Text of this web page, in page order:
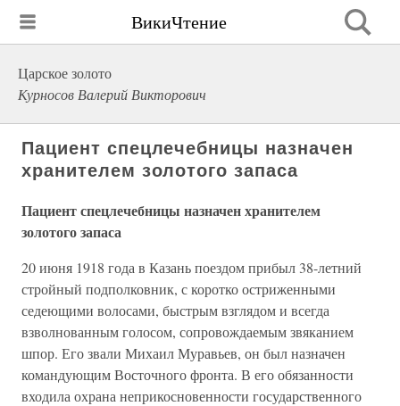
ВикиЧтение
Царское золото
Курносов Валерий Викторович
Пациент спецлечебницы назначен
хранителем золотого запаса
Пациент спецлечебницы назначен хранителем
золотого запаса
20 июня 1918 года в Казань поездом прибыл 38-летний
стройный подполковник, с коротко остриженными
седеющими волосами, быстрым взглядом и всегда
взволнованным голосом, сопровождаемым звяканием
шпор. Его звали Михаил Муравьев, он был назначен
командующим Восточного фронта. В его обязанности
входила охрана неприкосновенности государственного